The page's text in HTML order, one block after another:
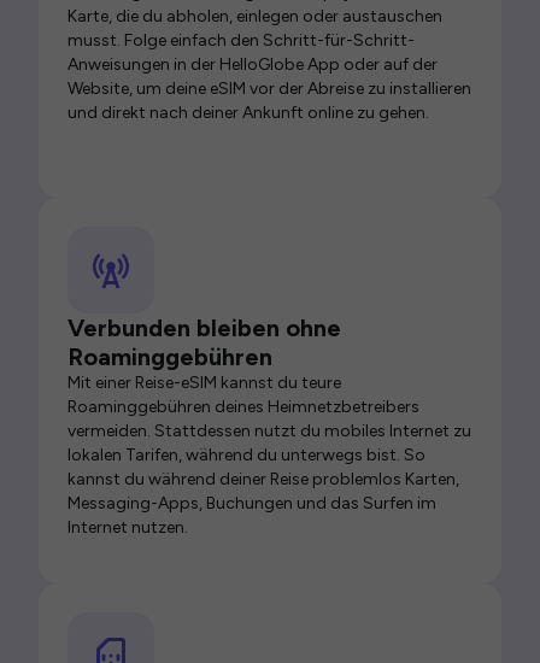
Karte, die du abholen, einlegen oder austauschen
musst. Folge einfach den Schritt-für-Schritt-
Anweisungen in der HelloGlobe App oder auf der
Website, um deine eSIM vor der Abreise zu installieren
und direkt nach deiner Ankunft online zu gehen.
Verbunden bleiben ohne
Roaminggebühren
Mit einer Reise-eSIM kannst du teure
Roaminggebühren deines Heimnetzbetreibers
vermeiden. Stattdessen nutzt du mobiles Internet zu
lokalen Tarifen, während du unterwegs bist. So
kannst du während deiner Reise problemlos Karten,
Messaging-Apps, Buchungen und das Surfen im
Internet nutzen.